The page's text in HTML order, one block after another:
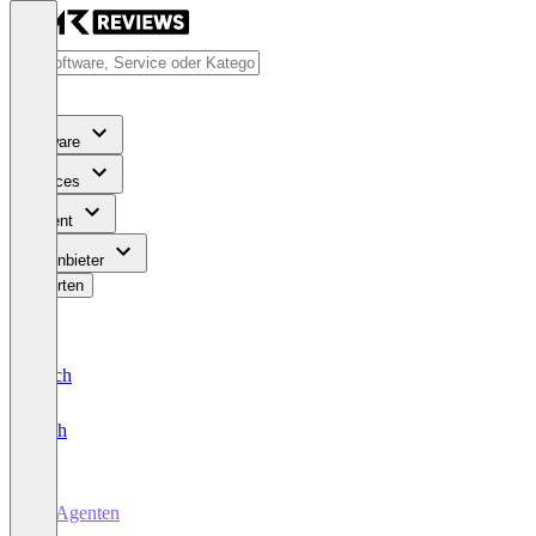
Software
Services
Content
Für Anbieter
Bewerten
Deutsch
English
KI Agenten